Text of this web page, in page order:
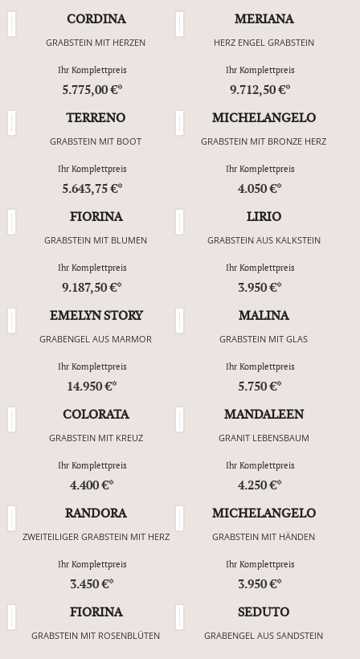
CORDINA
GRABSTEIN MIT HERZEN
Ihr Komplettpreis
5.775,00 €*
MERIANA
HERZ ENGEL GRABSTEIN
Ihr Komplettpreis
9.712,50 €*
TERRENO
GRABSTEIN MIT BOOT
Ihr Komplettpreis
5.643,75 €*
MICHELANGELO
GRABSTEIN MIT BRONZE HERZ
Ihr Komplettpreis
4.050 €*
FIORINA
GRABSTEIN MIT BLUMEN
Ihr Komplettpreis
9.187,50 €*
LIRIO
GRABSTEIN AUS KALKSTEIN
Ihr Komplettpreis
3.950 €*
EMELYN STORY
GRABENGEL AUS MARMOR
Ihr Komplettpreis
14.950 €*
MALINA
GRABSTEIN MIT GLAS
Ihr Komplettpreis
5.750 €*
COLORATA
GRABSTEIN MIT KREUZ
Ihr Komplettpreis
4.400 €*
MANDALEEN
GRANIT LEBENSBAUM
Ihr Komplettpreis
4.250 €*
RANDORA
ZWEITEILIGER GRABSTEIN MIT HERZ
Ihr Komplettpreis
3.450 €*
MICHELANGELO
GRABSTEIN MIT HÄNDEN
Ihr Komplettpreis
3.950 €*
FIORINA
GRABSTEIN MIT ROSENBLÜTEN
SEDUTO
GRABENGEL AUS SANDSTEIN